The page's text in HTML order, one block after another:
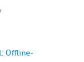
Offline-